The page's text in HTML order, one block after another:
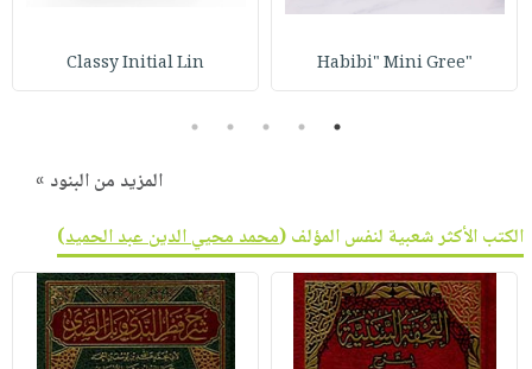
"Habibi" Mini Gree
Classy Initial Lin
1
2
3
4
5
المزيد من البنود »
الكتب الأكثر شعبية لنفس المؤلف (محمد محيي الدين عبد الحميد)